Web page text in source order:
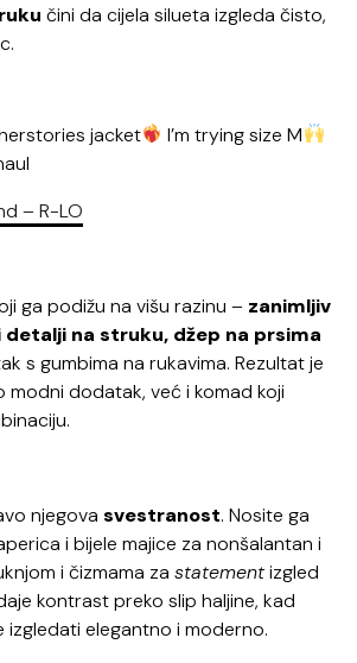
čini da cijela silueta izgleda čisto,
jacket
I’m trying size M
– R-LO
ga podižu na višu razinu – zanimljiv
detalji na struku, džep na prsima
s gumbima na rukavima. Rezultat je
modni dodatak, već i komad koji
njegovasvestranost. Nosite ga
i bijele majice za nonšalantan i
i čizmama zastatementizgled
kontrast preko slip haljine, kad
izgledati elegantno i moderno.